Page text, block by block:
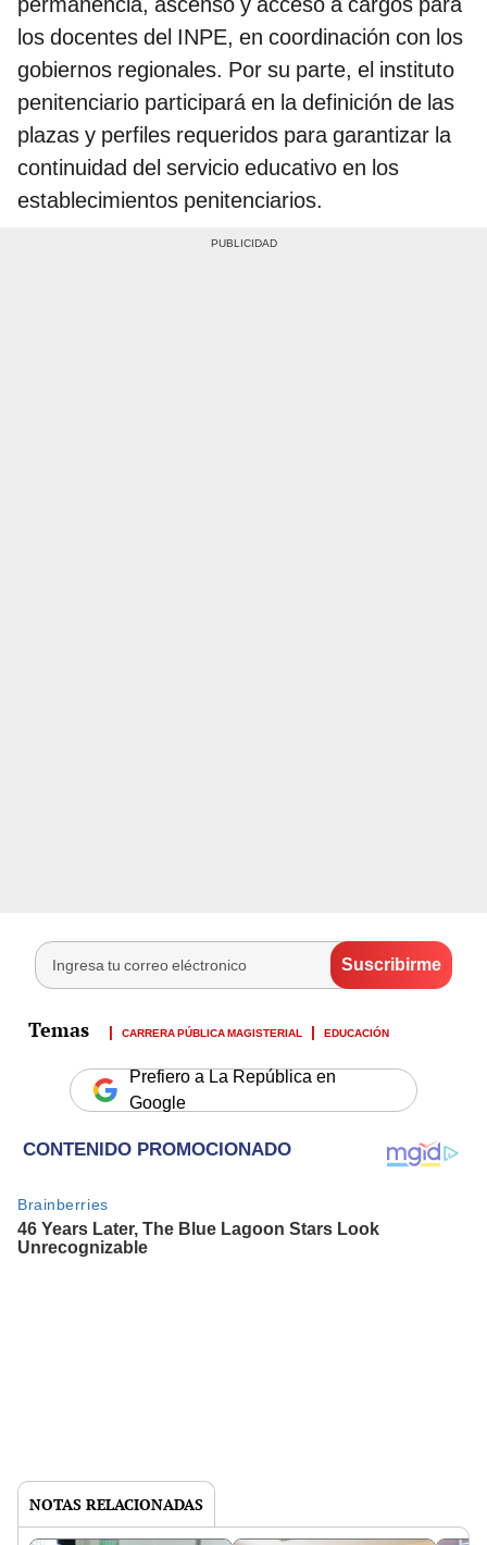
los docentes del INPE, en coordinación con los
gobiernos regionales. Por su parte, el instituto
penitenciario participará en la definición de las
plazas y perfiles requeridos para garantizar la
continuidad del servicio educativo en los
establecimientos penitenciarios.
CARRERA PÚBLICA MAGISTERIAL EDUCACIÓN
Prefiero a La República en
Google
NOTAS RELACIONADAS